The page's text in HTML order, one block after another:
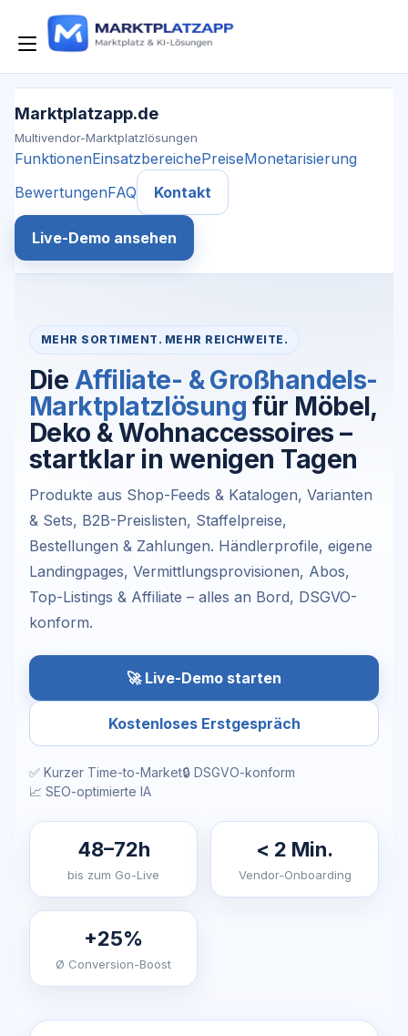
Inhalt
springen
Navigation
umschalten
Marktplatzapp.de
Multivendor-Marktplatzlösungen
FunktionenEinsatzbereichePreiseMonetarisierung
BewertungenFAQ Kontakt
Live-Demo ansehen
MEHR SORTIMENT. MEHR REICHWEITE.
Die Affiliate- & Großhandels-
Marktplatzlösung für Möbel,
Deko & Wohnaccessoires –
startklar in wenigen Tagen
Produkte aus Shop-Feeds & Katalogen, Varianten
& Sets, B2B-Preislisten, Staffelpreise,
Bestellungen & Zahlungen. Händlerprofile, eigene
Landingpages, Vermittlungsprovisionen, Abos,
Top-Listings & Affiliate – alles an Bord, DSGVO-
konform.
🚀 Live-Demo starten
Kostenloses Erstgespräch
✅ Kurzer Time-to-Market🔒 DSGVO-konform
📈 SEO-optimierte IA
48–72h
bis zum Go-Live
< 2 Min.
Vendor-Onboarding
+25%
Ø Conversion-Boost